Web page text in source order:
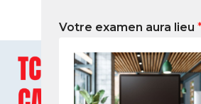
Votre examen aura lieu
NabilOn mars 16,